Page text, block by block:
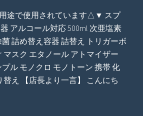
途で使用されています△▼ スプ
アルコール対応 500ml 次亜塩素
詰め替え容器 詰替え トリガーボ
マスク エタノール アトマイザー
ル モノクロ モノトーン 携帯 化
替え 【店長より一言】 こんにち